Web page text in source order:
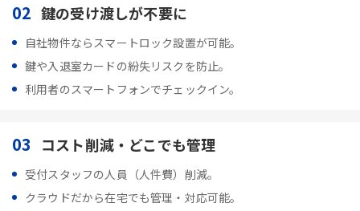
02 鍵の受け渡しが不要に
自社物件ならスマートロック設置が可能。
鍵や入退室カードの紛失リスクを防止。
利用者のスマートフォンでチェックイン。
03 コスト削減・どこでも管理
受付スタッフの人員（人件費）削減。
クラウドだから在宅でも管理・対応可能。